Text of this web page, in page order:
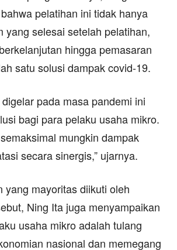
pelatihan ini tidak hanya
yang selesai setelah pelatihan,
hingga pemasaran
satu solusi dampak covid-19.
pada masa pandemi ini
bagi para pelaku usaha mikro.
mungkin dampak
secara sinergis,” ujarnya.
yang mayoritas diikuti oleh
Ning Ita juga menyampaikan
usaha mikro adalah tulang
nasional dan memegang